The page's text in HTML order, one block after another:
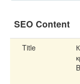
SEO Content
Title